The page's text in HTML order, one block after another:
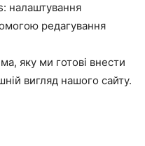
налаштування
редагування
яку ми готові внести
вигляд нашого сайту.